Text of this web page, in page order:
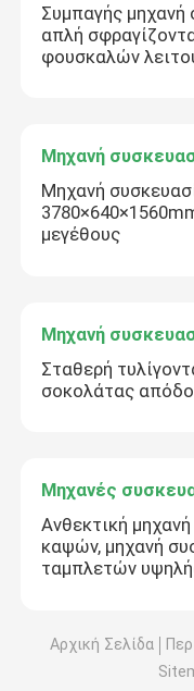
Συμπαγής
απλή
φουσκαλών
Μηχανή
Μηχανή
μεγέθους
Μηχανή
Σταθερή
σοκολάτας
Μηχανές
Ανθεκτική
καψών, μηχανή
ταμπλετών
Αρχική Σελίδα